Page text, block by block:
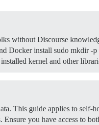
without Discourse
Docker install sudo mkdir -p
kernel and other
This guide applies to self-
you have access to